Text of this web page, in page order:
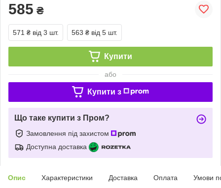
585 ₴
571 ₴ від 3 шт. 563 ₴ від 5 шт.
Купити
або
Купити з
Що таке купити з Пром?
Замовлення під захистом
Доступна доставка
Опис Характеристики Доставка Оплата Умови